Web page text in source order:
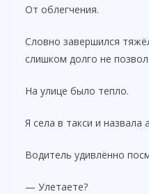
От облегчения.
Словно завершился
слишком долго не
На улице было тепло.
Я села в такси и назвала
Водитель удивлённо
— Улетаете?